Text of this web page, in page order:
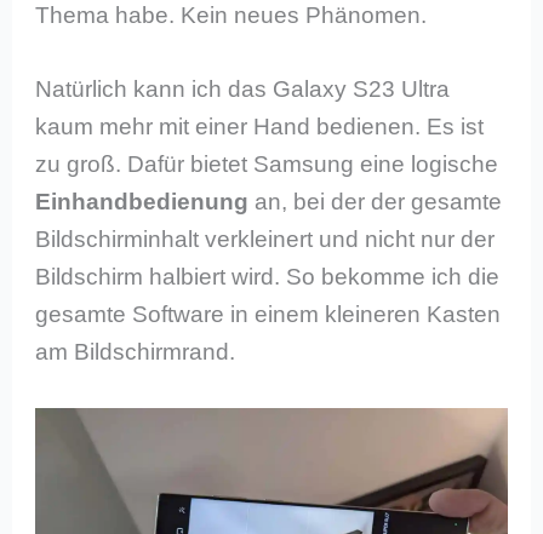
Thema habe. Kein neues Phänomen.
Natürlich kann ich das Galaxy S23 Ultra
kaum mehr mit einer Hand bedienen. Es ist
zu groß. Dafür bietet Samsung eine logische
Einhandbedienung an, bei der der gesamte
Bildschirminhalt verkleinert und nicht nur der
Bildschirm halbiert wird. So bekomme ich die
gesamte Software in einem kleineren Kasten
am Bildschirmrand.